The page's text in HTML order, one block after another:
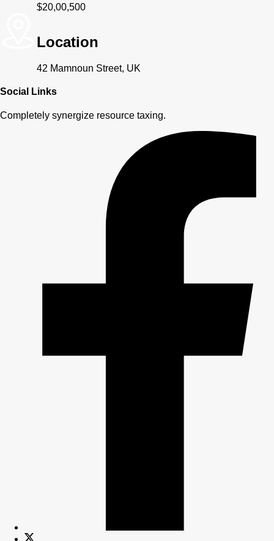
$20,00,500
Location
42 Mamnoun Street, UK
Social Links
Completely synergize resource taxing.